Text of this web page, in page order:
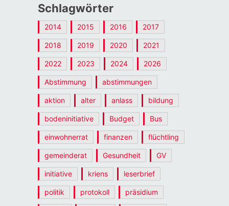
Schlagwörter
2014 2015 2016 2017
2018 2019 2020 2021
2022 2023 2024 2026
Abstimmung abstimmungen
aktion alter anlass bildung
bodeninitiative Budget Bus
einwohnerrat finanzen flüchtling
gemeinderat Gesundheit GV
initiative kriens leserbrief
politik protokoll präsidium